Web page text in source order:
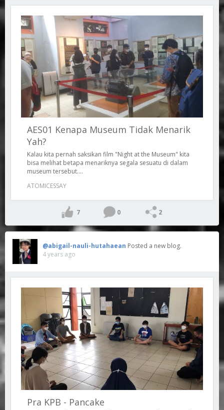
AES01 Kenapa Museum Tidak Menarik
Yah?
Kalau kita pernah saksikan film "Night at the Museum" kita
bisa melihat betapa menariknya segala sesuatu di dalam
museum tersebut....
ATOMICESSAY
7 0 2
@abigail-nauli-hutahaean Posted a new blog.
4 years ago
Pra KPB - Pancake